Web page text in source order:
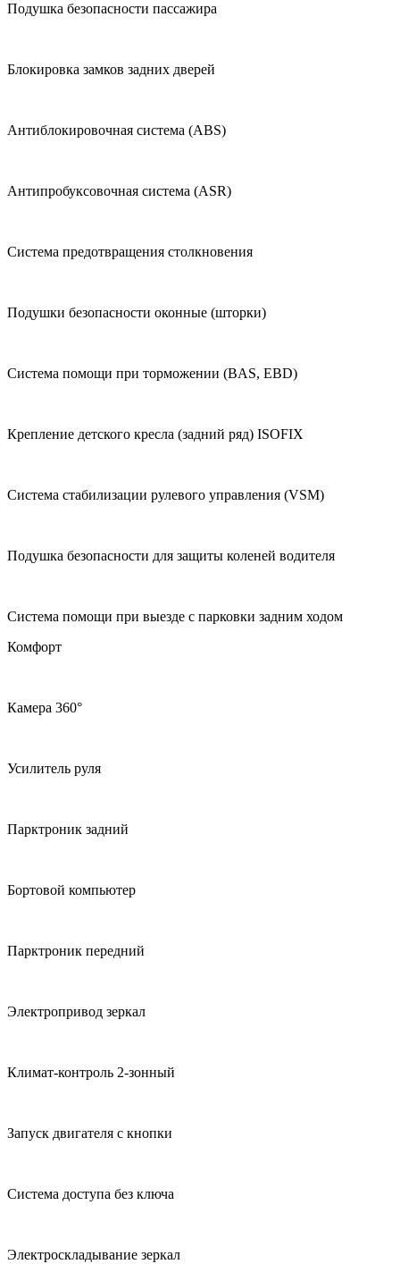
Подушка безопасности пассажира
Блокировка замков задних дверей
Антиблокировочная система (ABS)
Антипробуксовочная система (ASR)
Система предотвращения столкновения
Подушки безопасности оконные (шторки)
Система помощи при торможении (BAS, EBD)
Крепление детского кресла (задний ряд) ISOFIX
Система стабилизации рулевого управления (VSM)
Подушка безопасности для защиты коленей водителя
Система помощи при выезде с парковки задним ходом
Комфорт
Камера 360°
Усилитель руля
Парктроник задний
Бортовой компьютер
Парктроник передний
Электропривод зеркал
Климат-контроль 2-зонный
Запуск двигателя с кнопки
Система доступа без ключа
Электроскладывание зеркал